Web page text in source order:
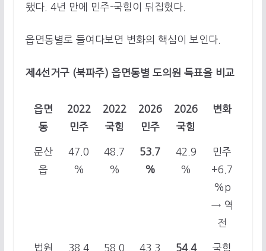
됐다. 4년 만에 민주-국힘이 뒤집혔다.
읍면동별로 들여다보면 변화의 핵심이 보인다.
제4선거구 (북파주) 읍면동별 도의원 득표율 비교
읍면
동
2022
민주
2022
국힘
2026
민주
2026
국힘
변화
문산
읍
47.0
%
48.7
%
53.7
%
42.9
%
민주
+6.7
%p
→ 역
전
법원
38.4
58.0
43.3
54.4
국힘